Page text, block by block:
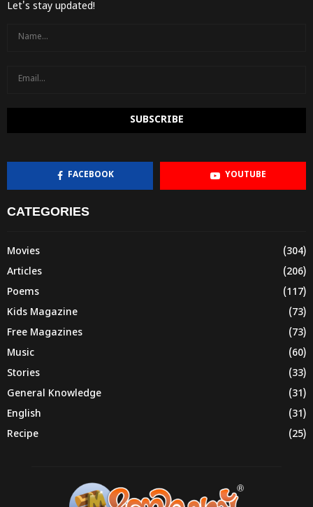
Let's stay updated!
FACEBOOK YOUTUBE
CATEGORIES
Movies
(304)
Articles
(206)
Poems
(117)
Kids Magazine
(73)
Free Magazines
(73)
Music
(60)
Stories
(33)
General Knowledge
(31)
English
(31)
Recipe
(25)